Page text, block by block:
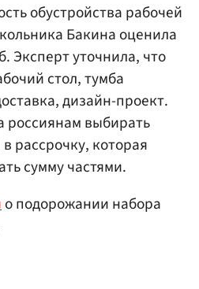
обустройства рабочей
Бакина оценила
Эксперт уточнила, что
стол, тумба
дизайн-проект.
россиянам выбирать
рассрочку, которая
сумму частями.
о подорожании набора